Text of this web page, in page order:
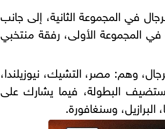
في المجموعة الثانية، إلى جانب
في المجموعة الأولى، رفقة منتخبي
على صعيد الرجال، وهم: مصر، التشيك، نيوزيلندا،
مستضيف البطولة، فيما يشارك على
وسنغافورة.